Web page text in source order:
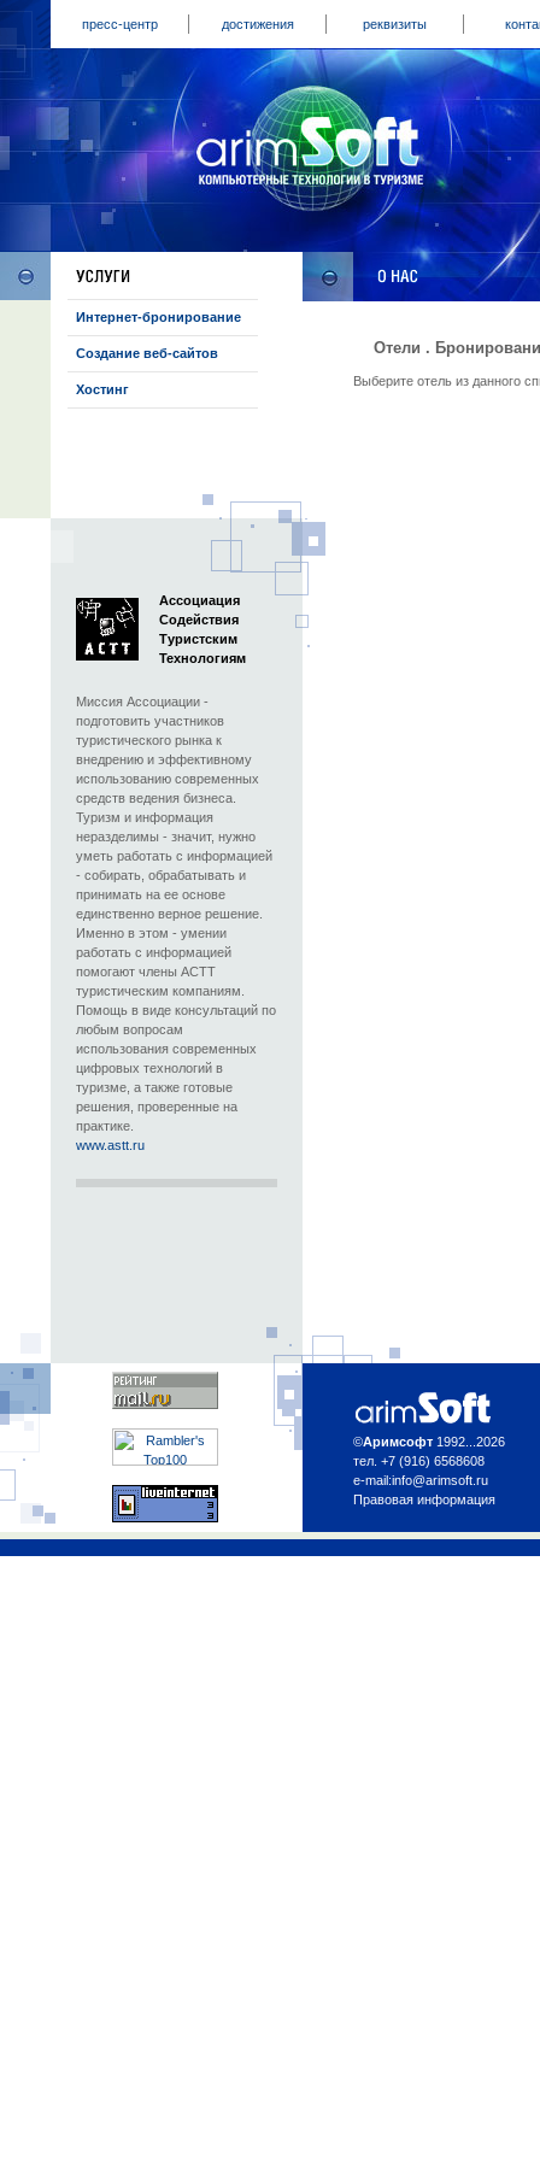
пресс-центр достижения реквизиты
Интернет-бронирование
Создание веб-сайтов
Хостинг
Ассоциация
Содействия
Туристским
Технологиям
Миссия Ассоциации -
подготовить участников
туристического рынка к
внедрению и эффективному
использованию современных
средств ведения бизнеса.
Туризм и информация
неразделимы - значит, нужно
уметь работать с информацией
- собирать, обрабатывать и
принимать на ее основе
единственно верное решение.
Именно в этом - умении
работать с информацией
помогают члены АСТТ
туристическим компаниям.
Помощь в виде консультаций по
любым вопросам
использования современных
цифровых технологий в
туризме, а также готовые
решения, проверенные на
практике.
www.astt.ru
Отели .
Выберите отель из данного
©Аримсофт 1992...2026
тел. +7 (916) 6568608
e-mail:info@arimsoft.ru
Правовая информация